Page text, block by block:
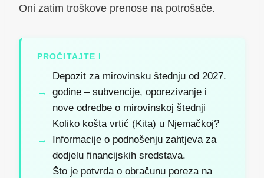
Oni zatim troškove prenose na potrošače.
PROČITAJTE I
Depozit za mirovinsku štednju od 2027.
godine – subvencije, oporezivanje i
nove odredbe o mirovinskoj štednji
Koliko košta vrtić (Kita) u Njemačkoj?
Informacije o podnošenju zahtjeva za
dodjelu financijskih sredstava.
Što je potvrda o obračunu poreza na